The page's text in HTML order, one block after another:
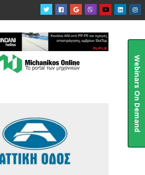

Webinars On Demand